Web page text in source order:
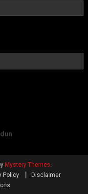
Mystery Themes
Policy
Disclaimer